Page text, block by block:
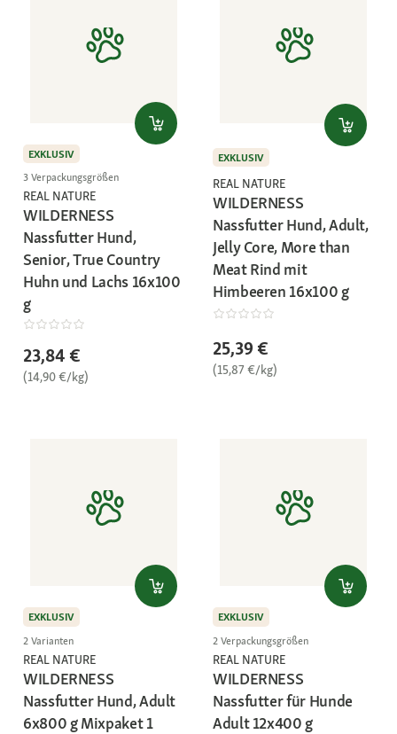
EXKLUSIV
3 Verpackungsgrößen
REAL NATURE
WILDERNESS
Nassfutter Hund,
Senior, True Country
Huhn und Lachs 16x100
g
23,84 €
(14,90 €/kg)
EXKLUSIV
REAL NATURE
WILDERNESS
Nassfutter Hund, Adult,
Jelly Core, More than
Meat Rind mit
Himbeeren 16x100 g
25,39 €
(15,87 €/kg)
EXKLUSIV
2 Varianten
REAL NATURE
WILDERNESS
Nassfutter Hund, Adult
6x800 g Mixpaket 1
EXKLUSIV
2 Verpackungsgrößen
REAL NATURE
WILDERNESS
Nassfutter für Hunde
Adult 12x400 g